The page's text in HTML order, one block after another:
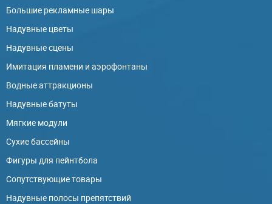
Большие рекламные шары
Надувные цветы
Надувные сцены
Имитация пламени и аэрофонтаны
Водные аттракционы
Надувные батуты
Мягкие модули
Сухие бассейны
Фигуры для пейнтбола
Сопутствующие товары
Надувные полосы препятствий